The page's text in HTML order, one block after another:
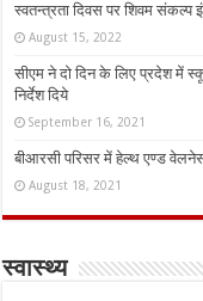
स्वतन्त्रता दिवस पर शिवम संकल्प
August 15, 2022
सीएम ने दो दिन के लिए प्रदेश में
निर्देश दिये
September 16, 2021
बीआरसी परिसर में हेल्थ एण्ड
August 18, 2021
स्वास्थ्य